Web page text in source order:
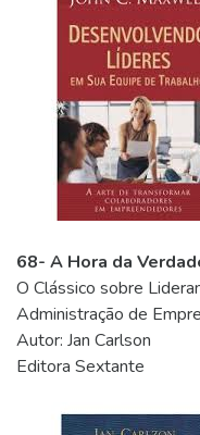
68- A Hora da
O Clássico sobre
Administração de
Autor: Jan Carlson
Editora Sextante